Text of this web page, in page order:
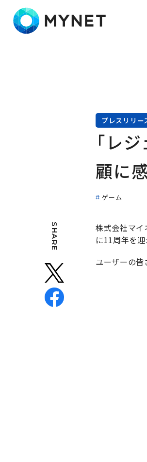
プレスリリー
「レ
顧に
ゲーム
SHARE
株式会社マイ
に11周年を迎
ユーザーの皆